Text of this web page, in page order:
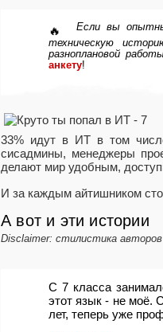
🔥
Если вы
техническую
разноплановой
анкету!
33% идут в ИТ в том
сисадмины, менеджеры
делают мир удобным,
И за каждым айтишником
А вот и эти истории
Disclaimer: стилистика
C 7 класса
этот язык - не моё.
лет, теперь уже